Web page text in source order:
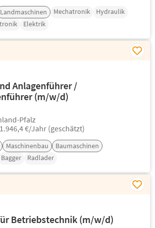
Landmaschinen Mechatronik
Hydraulik
Elektrik
Anlagenführer /
(m/w/d)
Pfalz
€/Jahr (geschätzt)
Maschinenbau
Baumaschinen
Bagger Radlader
Betriebstechnik (m/w/d)